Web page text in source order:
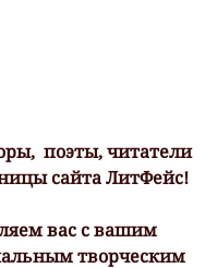
поэты, читатели
сайта ЛитФейс!
вас с вашим
творческим